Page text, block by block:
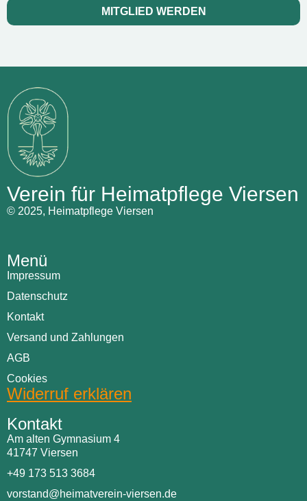
MITGLIED WERDEN
Verein für Heimatpflege Viersen
© 2025, Heimatpflege Viersen
Menü
Impressum
Datenschutz
Kontakt
Versand und Zahlungen
AGB
Cookies
Widerruf erklären
Kontakt
Am alten Gymnasium 4
41747 Viersen
+49 173 513 3684
vorstand@heimatverein-viersen.de